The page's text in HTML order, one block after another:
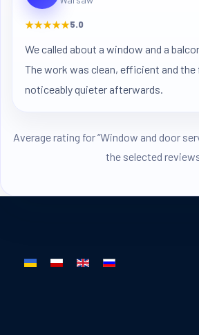
★★★★★5.0
We called about a window and a
The work was clean, efficient and
noticeably quieter afterwards.
Average rating for “Window and door
the selected
Select your language